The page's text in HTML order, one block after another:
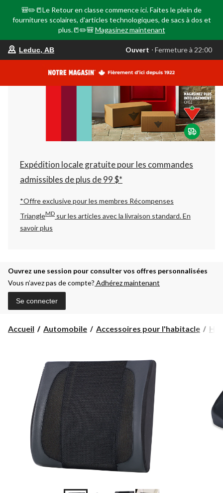
🎒✏️📒Le Retour en classe commence ici. Faites le plein de
fournitures scolaires, d'articles technologiques, de sacs à dos et
plus.📒✏️🎒 Magasinez maintenant
votre
est
AB,
Ouvert,
Fermeture
à
22:00
changer
Leduc, AB Ouvert ⋅ Fermeture à 22:00
Expédition locale gratuite pour les commandes
admissibles de plus de 99 $*
*Offre exclusive pour les membres Récompenses
TriangleMD sur les articles avec la livraison standard.En
savoir plus
Ouvrez une session pour consulter vos offres personnalisées
Vous n’avez pas de compte? Adhérez maintenant
Se connecter
Accueil Automobile Accessoires pour l'habitacle